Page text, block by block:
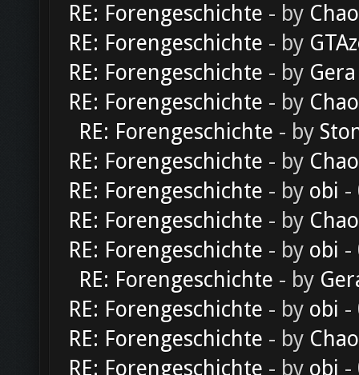
RE: Forengeschichte - by
RE: Forengeschichte - by
RE: Forengeschichte - by Gera
RE: Forengeschichte - by
RE: Forengeschichte - by
RE: Forengeschichte - by
RE: Forengeschichte - by obi -
RE: Forengeschichte - by
RE: Forengeschichte - by obi -
RE: Forengeschichte - by
RE: Forengeschichte - by obi -
RE: Forengeschichte - by
RE: Forengeschichte - by obi -